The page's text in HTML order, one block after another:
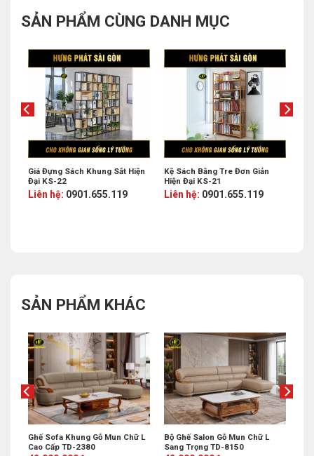
SẢN PHẨM CÙNG DANH MỤC
Giá Đựng Sách Khung Sắt Hiện
Đại KS-22
Liên hệ: 0901.655.119
Kệ Sách Bằng Tre Đơn Giản
Hiện Đại KS-21
Liên hệ: 0901.655.119
SẢN PHẨM KHÁC
Ghế Sofa Khung Gỗ Mun Chữ L
Cao Cấp TD-2380
Bộ Ghế Salon Gỗ Mun Chữ L
Sang Trọng TD-8150